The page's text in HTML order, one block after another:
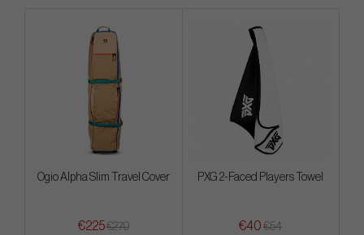
Ogio Alpha Slim Travel Cover
€225€270
PXG 2-Faced Players Towel
€40 €54